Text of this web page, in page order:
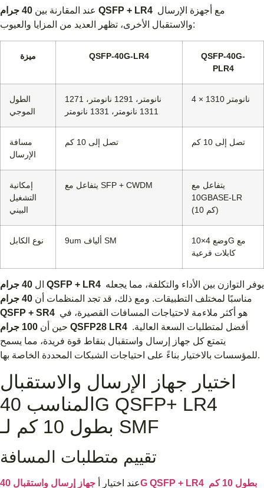
عند المقارنة بين 40 جرام QSFP + LR4
والاستقبال الأخرى، تظهر العديد من المزايا والعيوب:
ميزة QSFP-40G-LR4
QSFP-40G-
PLR4
الطول
الموجي
1271 نانومتر، 1291 نانومتر،
1311 نانومتر، 1331 نانومتر
4 × 1310 نانومتر
مسافة
الإرسال
تصل إلى 10 كم تصل إلى 10 كم
إمكانية
التشغيل
البيني
يتفاعل مع SFP + CWDM
يتفاعل مع
10GBASE-LR
(10 كم)
نوع الكابل 9um ألياف SM
وضع 4×10G مع
كابلات فرعية
ال 40 جرام QSFP + LR4
مناسبًا لمختلف التطبيقات. ومع ذلك، قد تجد المنظمات أن
40 جرام
QSFP + SR4
حين أن 100 جرام QSFP28 LR4
يتمتع كل جهاز إرسال واستقبال بنقاط قوة فريدة، مما يسمح
للمؤسسات بالاختيار بناءً على احتياجات الشبكات المحددة الخاصة بها.
اختيار جهاز الإرسال والاستقبال
المناسب 40G QSFP+ LR4
بطول 10 كم لـ SMF
تقييم متطلبات المسافة
عند اختيار أ جهاز إرسال واستقبال 40G QSFP + LR4 بطول 10 كم